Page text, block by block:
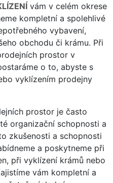
vám v celém okrese
kompletní a spolehlivé
vybavení,
obchodu či krámu. Při
prostor v
o to, abyste s
vyklízením prodejny
prostor je často
organizační schopnosti a
zkušenosti a schopnosti
a poskytneme při
při vyklízení krámů nebo
vám kompletní a